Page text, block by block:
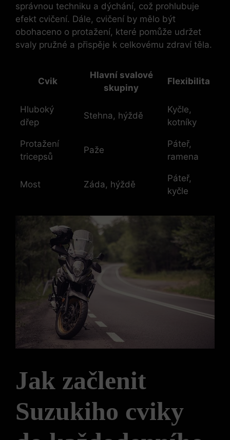
správnou techniku a dýchání, což prohlubuje
efekt cvičení. Dále, ⁣cvičení by mělo být
obohaceno o protažení, ​které pomůže udržet
svaly pružné a přispěje k celkovému zdraví těla.
Cvik
Hlavní‍ svalové
skupiny
Flexibilita
Hluboký
dřep
Stehna, hýždě
Kyčle,
kotníky
Protažení
tricepsů
Paže
Páteř,
ramena
Most Záda, hýždě
Páteř,
kyčle
Jak začlenit
Suzukiho cviky